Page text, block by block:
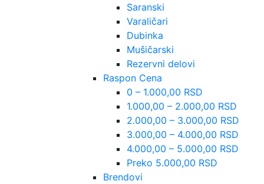
Saranski
Varaličari
Dubinka
Mušičarski
Rezervni delovi
Raspon Cena
0 – 1.000,00 RSD
1.000,00 – 2.000,00 RSD
2.000,00 – 3.000,00 RSD
3.000,00 – 4.000,00 RSD
4.000,00 – 5.000,00 RSD
Preko 5.000,00 RSD
Brendovi